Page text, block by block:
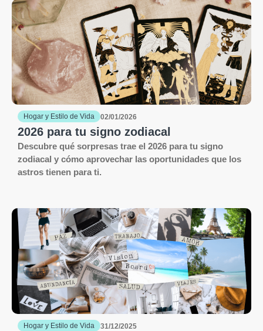
Hogar y Estilo de Vida 02/01/2026
2026 para tu signo zodiacal
Descubre qué sorpresas trae el 2026 para tu signo
zodiacal y cómo aprovechar las oportunidades que los
astros tienen para ti.
Hogar y Estilo de Vida 31/12/2025